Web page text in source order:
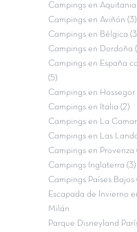
Campings en Aquitania
Campings en Aviñón (3)
Campings en Bélgica
Campings en Dordoña
Campings en España
(5)
Campings en Hossegor
Campings en Italia (2)
Campings en La
Campings en Las
Campings en Provenza
Campings Inglaterra (3)
Campings Países Bajos
Escapada de Invierno
Milán
Parque Disneyland